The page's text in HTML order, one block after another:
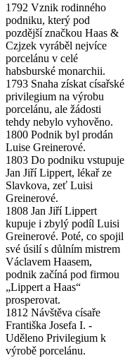
1792 Vznik rodinného
podniku, který pod
pozdější značkou Haas &
Czjzek vyráběl nejvíce
porcelánu v celé
habsburské monarchii.
1793 Snaha získat císařské
privilegium na výrobu
porcelánu, ale žádosti
tehdy nebylo vyhověno.
1800 Podnik byl prodán
Luise Greinerové.
1803 Do podniku vstupuje
Jan Jiří Lippert, lékař ze
Slavkova, zeť Luisi
Greinerové.
1808 Jan Jiří Lippert
kupuje i zbylý podíl Luisi
Greinerové. Poté, co spojil
své úsilí s důlním mistrem
Václavem Haasem,
podnik začíná pod firmou
„Lippert a Haas“
prosperovat.
1812 Návštěva císaře
Františka Josefa I. -
Uděleno Privilegium k
výrobě porcelánu.